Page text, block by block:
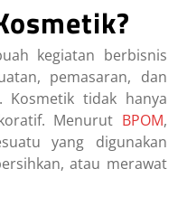
kegiatan berbisnis
pemasaran, dan
Kosmetik tidak hanya
Menurut BPOM,
yang digunakan
atau merawat